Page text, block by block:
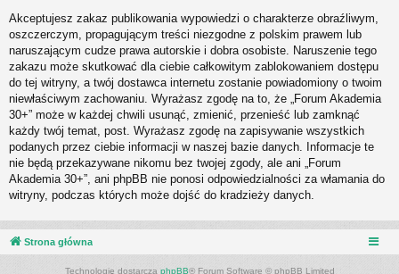
Akceptujesz zakaz publikowania wypowiedzi o charakterze obraźliwym,
oszczerczym, propagującym treści niezgodne z polskim prawem lub
naruszającym cudze prawa autorskie i dobra osobiste. Naruszenie tego
zakazu może skutkować dla ciebie całkowitym zablokowaniem dostępu
do tej witryny, a twój dostawca internetu zostanie powiadomiony o twoim
niewłaściwym zachowaniu. Wyrażasz zgodę na to, że „Forum Akademia
30+” może w każdej chwili usunąć, zmienić, przenieść lub zamknąć
każdy twój temat, post. Wyrażasz zgodę na zapisywanie wszystkich
podanych przez ciebie informacji w naszej bazie danych. Informacje te
nie będą przekazywane nikomu bez twojej zgody, ale ani „Forum
Akademia 30+”, ani phpBB nie ponosi odpowiedzialności za włamania do
witryny, podczas których może dojść do kradzieży danych.
Strona główna
Technologię dostarcza phpBB® Forum Software © phpBB Limited